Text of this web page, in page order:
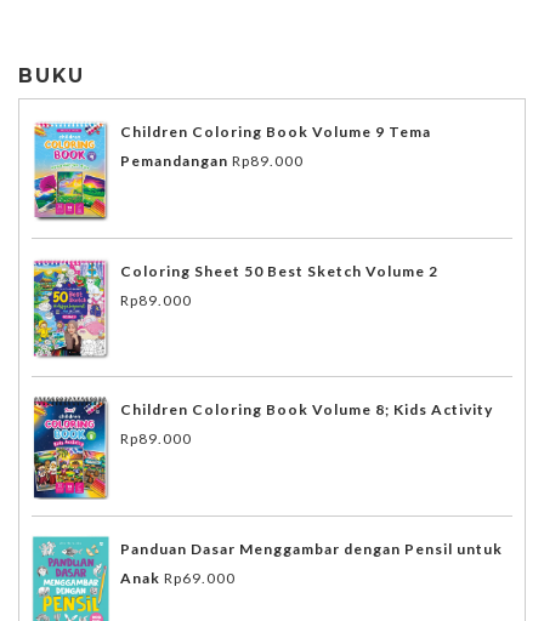
BUKU
Children Coloring Book Volume 9 Tema
Pemandangan Rp89.000
Coloring Sheet 50 Best Sketch Volume 2
Rp89.000
Children Coloring Book Volume 8; Kids Activity
Rp89.000
Panduan Dasar Menggambar dengan Pensil untuk
Anak Rp69.000